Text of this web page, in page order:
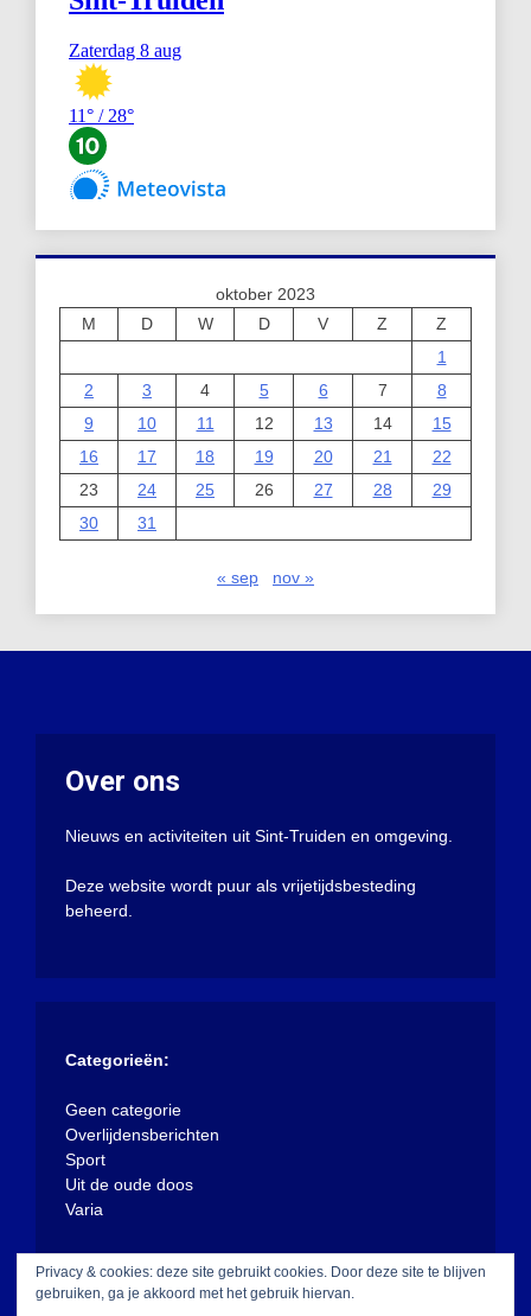
oktober 2023
M
D W D V Z
Z
1
2
3 4 5 6 7
8
9
10 11 12 13 14
15
16
17 18 19 20 21
22
23
24 25 26 27 28
29
30
31
« sep nov »
Over ons
Nieuws en activiteiten uit Sint-Truiden en omgeving.
Deze website wordt puur als vrijetijdsbesteding
beheerd.
Categorieën:
Geen categorie
Overlijdensberichten
Sport
Uit de oude doos
Varia
Privacy & cookies: deze site gebruikt cookies. Door deze site te blijven
gebruiken, ga je akkoord met het gebruik hiervan.